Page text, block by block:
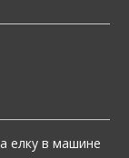
елку в машине